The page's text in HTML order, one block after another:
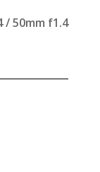
/ 50mm f1.4